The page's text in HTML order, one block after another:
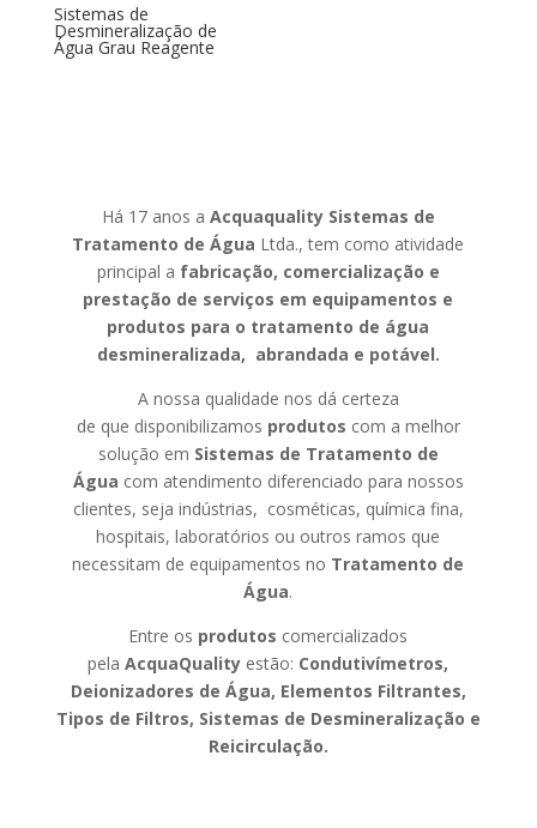
Sistemas de
Desmineralização de
Água Grau Reagente
Há 17 anos a Acquaquality Sistemas de
Tratamento de Água Ltda., tem como atividade
principal a fabricação, comercialização e
prestação de serviços em equipamentos e
produtos para o tratamento de água
desmineralizada, abrandada e potável.
A nossa qualidade nos dá certeza
de que disponibilizamos produtos com a melhor
solução em Sistemas de Tratamento de
Água com atendimento diferenciado para nossos
clientes, seja indústrias, cosméticas, química fina,
hospitais, laboratórios ou outros ramos que
necessitam de equipamentos no Tratamento de
Água.
Entre os produtos comercializados
pelaAcquaQuality estão: Condutivímetros,
Deionizadores de Água, Elementos Filtrantes,
Tipos de Filtros, Sistemas de Desmineralização e
Reicirculação.